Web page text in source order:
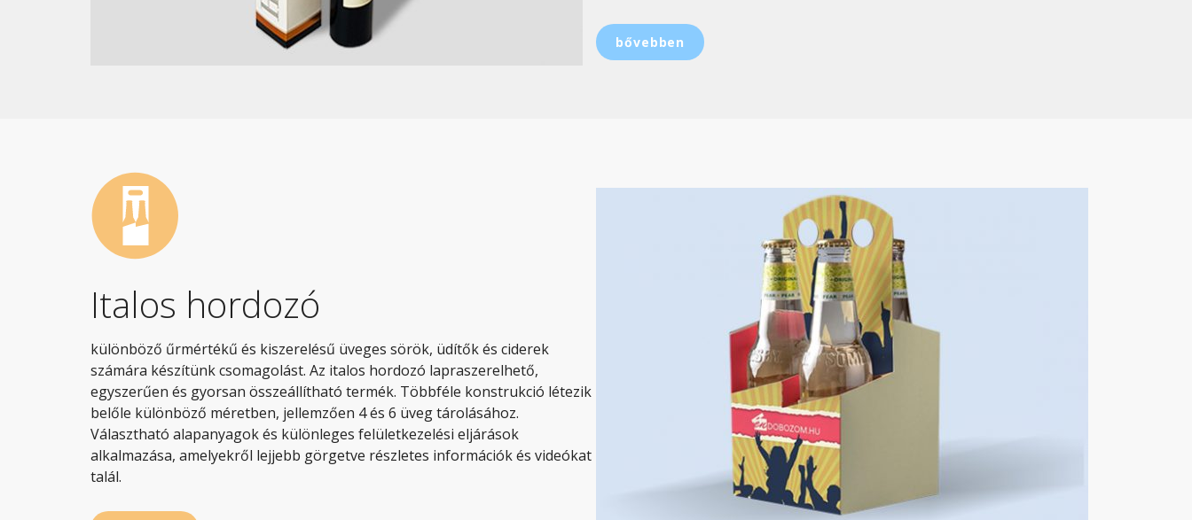
bővebben
Italos hordozó
különböző űrmértékű és kiszerelésű üveges sörök, üdítők és ciderek
számára készítünk csomagolást. Az italos hordozó lapraszerelhető,
egyszerűen és gyorsan összeállítható termék. Többféle konstrukció létezik
belőle különböző méretben, jellemzően 4 és 6 üveg tárolásához.
Választható alapanyagok és különleges felületkezelési eljárások
alkalmazása, amelyekről lejjebb görgetve részletes információk és videókat
talál.